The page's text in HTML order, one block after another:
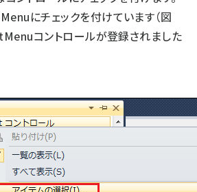
にチェックを付けています（図
コントロールが登録されました